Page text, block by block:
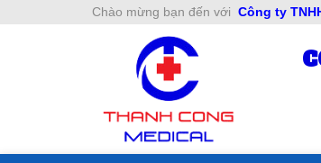
Chào mừng bạn đến với Công ty